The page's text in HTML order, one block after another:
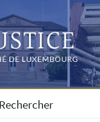
Rechercher